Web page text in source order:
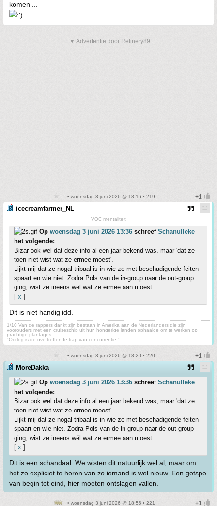
komen....
▼ Advertentie door Refinery89
• woensdag 3 juni 2026 @ 18:16 • 219
icecreamfarmer_NL
VOC mentaliteit
Op woensdag 3 juni 2026 13:36 schreef Schanulleke
het volgende:
Bizar ook wel dat deze info al een jaar bekend was, maar 'dat ze
toen niet wist wat ze ermee moest'.
Lijkt mij dat ze nogal tribaal is in wie ze met beschadigende feiten
spaart en wie niet. Zodra Pols van de in-group naar de out-group
ging, wist ze ineens wél wat ze ermee aan moest.
[ x ]
Dit is niet handig idd.
1/10 Van de rappers dankt zijn bestaan in Amerika aan de Nederlanders die zijn
voorouders met een cruiseschip uit hun hongerige landen ophaalde om te werken op
prachtige plantages.
"Oorlog is de overtreffende trap van concurrentie."
• woensdag 3 juni 2026 @ 18:20 • 220
MoreDakka
Op woensdag 3 juni 2026 13:36 schreef Schanulleke
het volgende:
Bizar ook wel dat deze info al een jaar bekend was, maar 'dat ze
toen niet wist wat ze ermee moest'.
Lijkt mij dat ze nogal tribaal is in wie ze met beschadigende feiten
spaart en wie niet. Zodra Pols van de in-group naar de out-group
ging, wist ze ineens wél wat ze ermee aan moest.
[ x ]
Dit is een schandaal. We wisten dit natuurlijk wel al, maar om
het zo expliciet te horen van zo iemand is wel nieuw. Een gotspe
van begin tot eind, hier moeten ontslagen vallen.
• woensdag 3 juni 2026 @ 18:56 • 221